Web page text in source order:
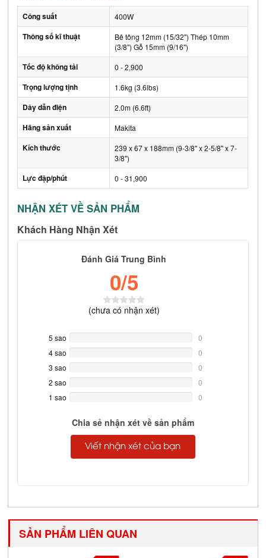
Công suất 400W
Thông số kĩ thuật
Bê tông 12mm (15/32") Thép 10mm
(3/8") Gỗ 15mm (9/16")
Tốc độ không tải 0 - 2,900
Trọng lượng tịnh 1.6kg (3.6lbs)
Dây dẫn điện 2.0m (6.6ft)
Hãng sản xuất Makita
Kích thước
239 x 67 x 188mm (9-3/8" x 2-5/8" x 7-
3/8")
Lực đập/phút 0 - 31,900
NHẬN XÉT VỀ SẢN PHẨM
Khách Hàng Nhận Xét
Đánh Giá Trung Bình
0/5
(chưa có nhận xét)
5 sao
Complete
0
4 sao
Complete
0
3 sao
Complete
0
2 sao
Complete
0
1 sao
0
Chia sẻ nhận xét về sản phẩm
Viết nhận xét của bạn
SẢN PHẨM LIÊN QUAN